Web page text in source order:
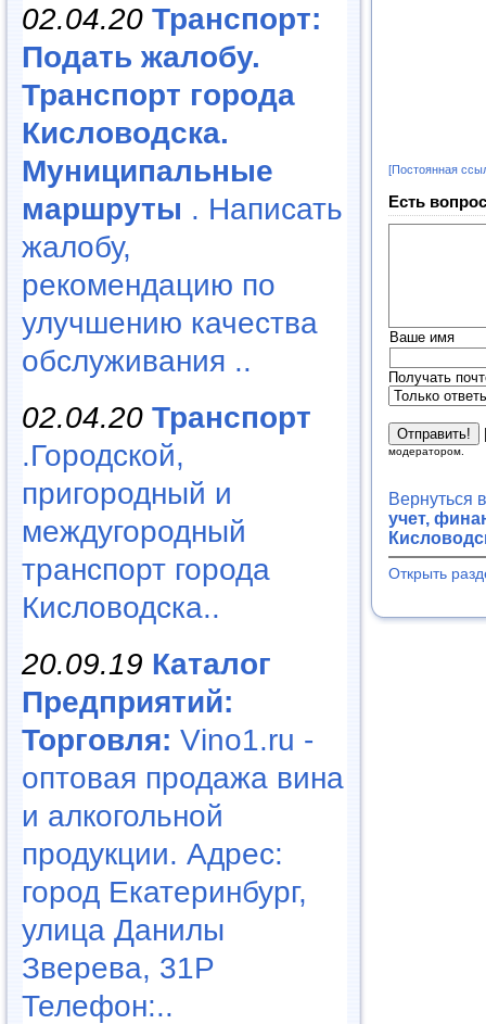
02.04.20 Транспорт:
Подать жалобу.
Транспорт города
Кисловодска.
Муниципальные
маршруты . Написать
жалобу,
рекомендацию по
улучшению качества
обслуживания ..
02.04.20 Транспорт
.Городской,
пригородный и
междугородный
транспорт города
Кисловодска..
20.09.19 Каталог
Предприятий:
Торговля: Vino1.ru -
оптовая продажа вина
и алкогольной
продукции. Адрес:
город Екатеринбург,
улица Данилы
Зверева, 31Р
Телефон:..
[Постоянная
Есть
Ваше имя
Получать
модератором.
Вернуться
учет,
Открыть